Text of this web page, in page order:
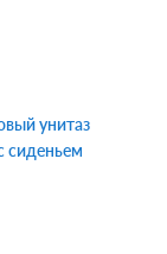
унитаз
сиденьем